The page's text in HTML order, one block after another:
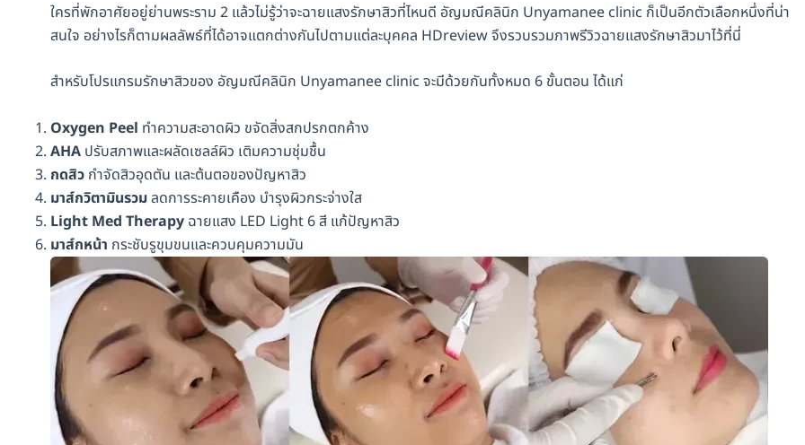
ใครที่พักอาศัยอยู่ย่านพระราม 2 แล้วไม่รู้ว่าจะฉายแสงรักษาสิวที่ไหนดี อัญมณีคลินิก Unyamanee clinic ก็เป็นอีกตัวเลือกหนึ่งที่น่า
สนใจ อย่างไรก็ตามผลลัพธ์ที่ได้อาจแตกต่างกันไปตามแต่ละบุคคล HDreview จึงรวบรวมภาพรีวิวฉายแสงรักษาสิวมาไว้ที่นี่
สำหรับโปรแกรมรักษาสิวของ อัญมณีคลินิก Unyamanee clinic จะมีด้วยกันทั้งหมด 6 ขั้นตอน ได้แก่
Oxygen Peel ทำความสะอาดผิว ขจัดสิ่งสกปรกตกค้าง
AHA ปรับสภาพและผลัดเซลล์ผิว เติมความชุ่มชื้น
กดสิว กำจัดสิวอุดตัน และต้นตอของปัญหาสิว
มาส์กวิตามินรวมลดการระคายเคือง บำรุงผิวกระจ่างใส
Light Med Therapy ฉายแสง LED Light 6 สี แก้ปัญหาสิว
มาส์กหน้า กระชับรูขุมขนและควบคุมความมัน